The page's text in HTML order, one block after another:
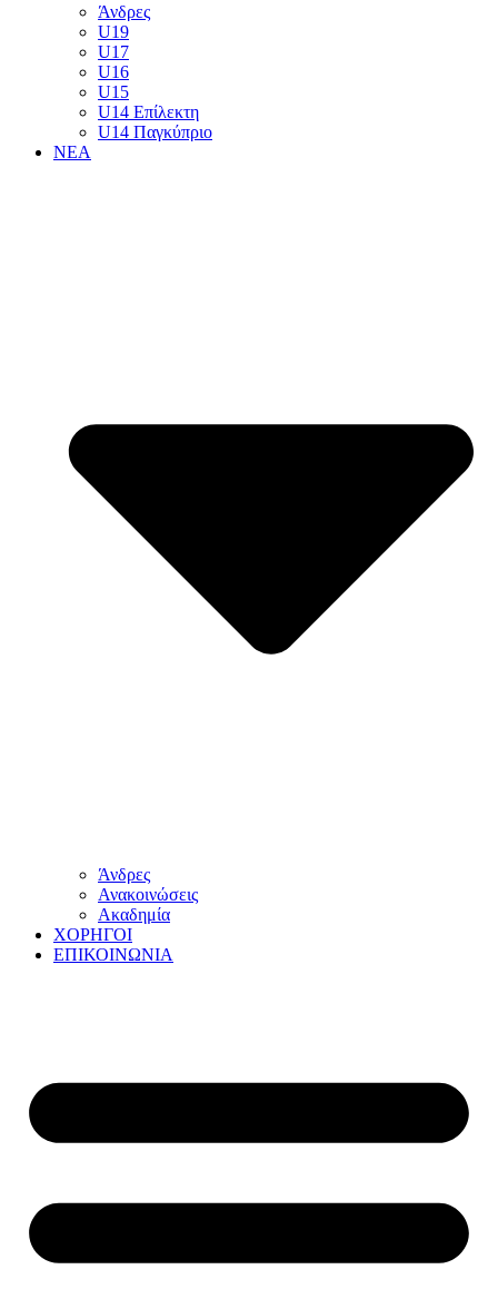
Άνδρες
U19
U17
U16
U15
U14 Επίλεκτη
U14 Παγκύπριο
ΝΕΑ
Άνδρες
Ανακοινώσεις
Ακαδημία
ΧΟΡΗΓΟΙ
ΕΠΙΚΟΙΝΩΝΙΑ